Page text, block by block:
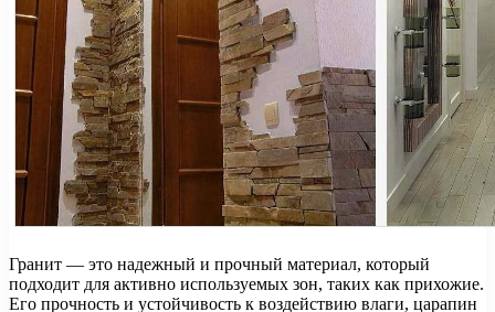
Гранит — это надежный и прочный материал, который
подходит для активно используемых зон, таких как прихожие.
Его прочность и устойчивость к воздействию влаги, царапин